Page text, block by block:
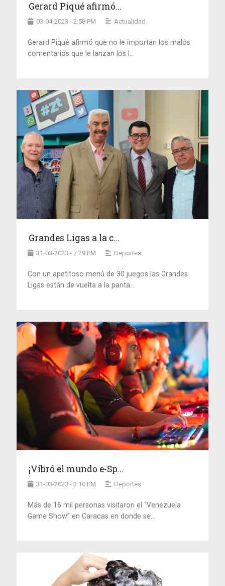
Gerard Piqué afirmó...
03-04-2023 - 2:58 PM Actualidad
Gerard Piqué afirmó que no le importan los malos
comentarios que le lanzan los l...
Grandes Ligas a la c...
31-03-2023 - 7:29 PM Deportes
Con un apetitoso menú de 30 juegos las Grandes
Ligas están de vuelta a la panta...
¡Vibró el mundo e-Sp...
31-03-2023 - 3:10 PM Deportes
Más de 16 mil personas visitaron el “Venezuela
Game Show” en Caracas en donde se...